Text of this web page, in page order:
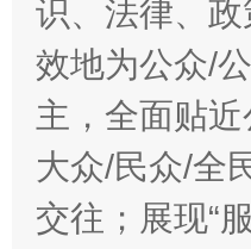
识、法律、
效地为公众/
主，全面贴
大众/民众/全
交往；展现“